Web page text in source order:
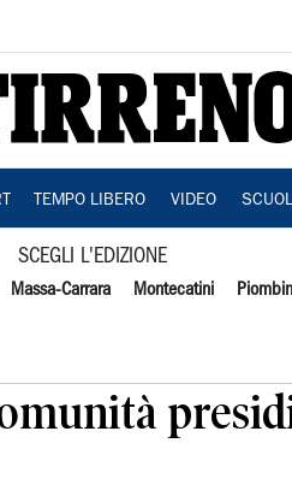
TEMPO LIBERO VIDEO
SCEGLI L'EDIZIONE
Massa-Carrara Montecatini